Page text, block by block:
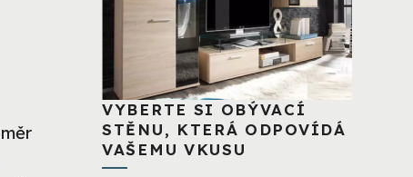
VYBERTE SI OBÝVACÍ
STĚNU, KTERÁ ODPOVÍDÁ
VAŠEMU VKUSU